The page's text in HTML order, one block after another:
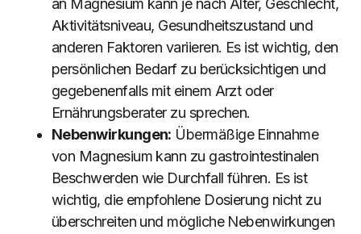
an Magnesium kann je nach Alter, Geschlecht,
Aktivitätsniveau, Gesundheitszustand und
anderen Faktoren variieren. Es ist wichtig, den
persönlichen Bedarf zu berücksichtigen und
gegebenenfalls mit einem Arzt oder
Ernährungsberater zu sprechen.
Nebenwirkungen: Übermäßige Einnahme
von Magnesium kann zu gastrointestinalen
Beschwerden wie Durchfall führen. Es ist
wichtig, die empfohlene Dosierung nicht zu
überschreiten und mögliche Nebenwirkungen